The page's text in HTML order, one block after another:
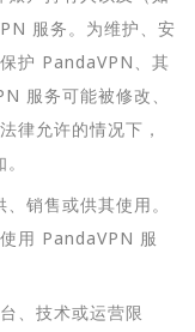
服务。为维护、安
护 PandaVPN、其
服务可能被修改、
律允许的情况下，
销售或供其使用。
用 PandaVPN 服
、技术或运营限